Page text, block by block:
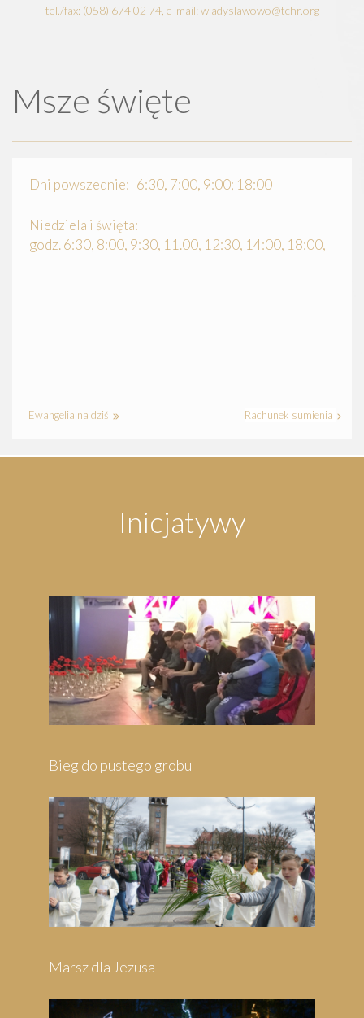
tel./fax: (058) 674 02 74, e-mail: wladyslawowo@tchr.org
Msze święte
Dni powszednie: 6:30, 7:00, 9:00; 18:00
Niedziela i święta:
godz. 6:30, 8:00, 9:30, 11.00, 12:30, 14:00, 18:00,
Ewangelia na dziś Rachunek sumienia
Inicjatywy